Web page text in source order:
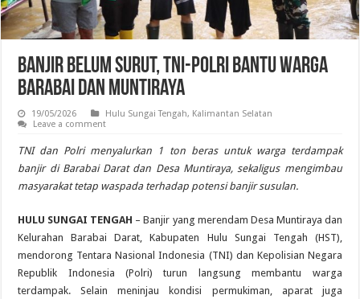
Banjir Belum Surut, TNI-Polri Bantu Warga
Barabai dan Muntiraya
19/05/2026 Hulu Sungai Tengah, Kalimantan Selatan
Leave a comment
TNI dan Polri menyalurkan 1 ton beras untuk warga terdampak
banjir di Barabai Darat dan Desa Muntiraya, sekaligus mengimbau
masyarakat tetap waspada terhadap potensi banjir susulan.
HULU SUNGAI TENGAH – Banjir yang merendam Desa Muntiraya dan
Kelurahan Barabai Darat, Kabupaten Hulu Sungai Tengah (HST),
mendorong Tentara Nasional Indonesia (TNI) dan Kepolisian Negara
Republik Indonesia (Polri) turun langsung membantu warga
terdampak. Selain meninjau kondisi permukiman, aparat juga